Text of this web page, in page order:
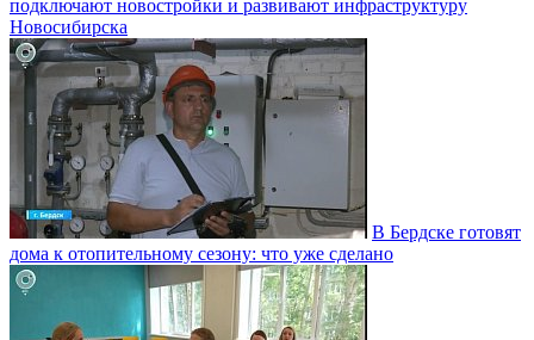
подключают новостройки и развивают инфраструктуру
Новосибирска
В Бердске готовят
дома к отопительному сезону: что уже сделано